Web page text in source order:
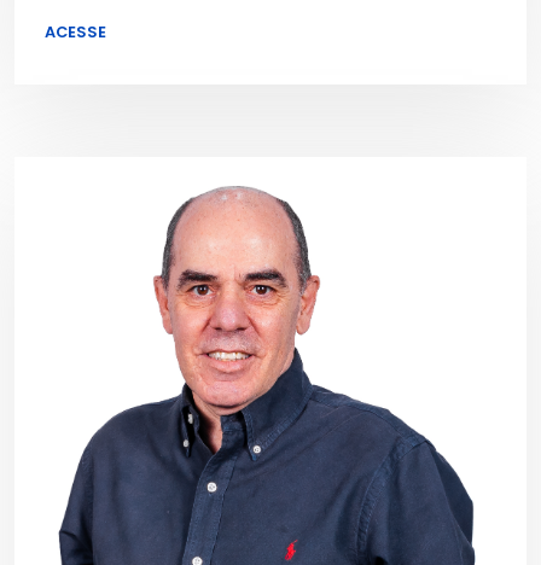
ACESSE